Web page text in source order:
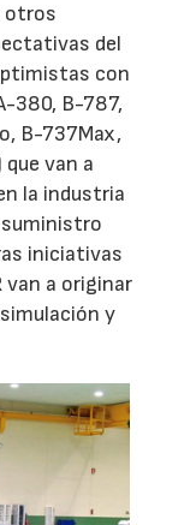
otros
del
con
380, B-787,
B-737Max,
van a
la industria
suministro
iniciativas
van a originar
y